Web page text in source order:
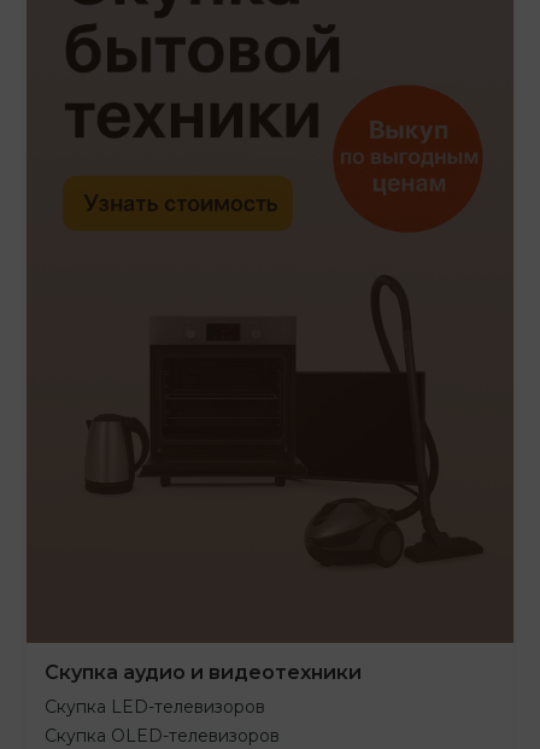
Скупка аудио и видеотехники
Скупка LED-телевизоров
Скупка OLED-телевизоров